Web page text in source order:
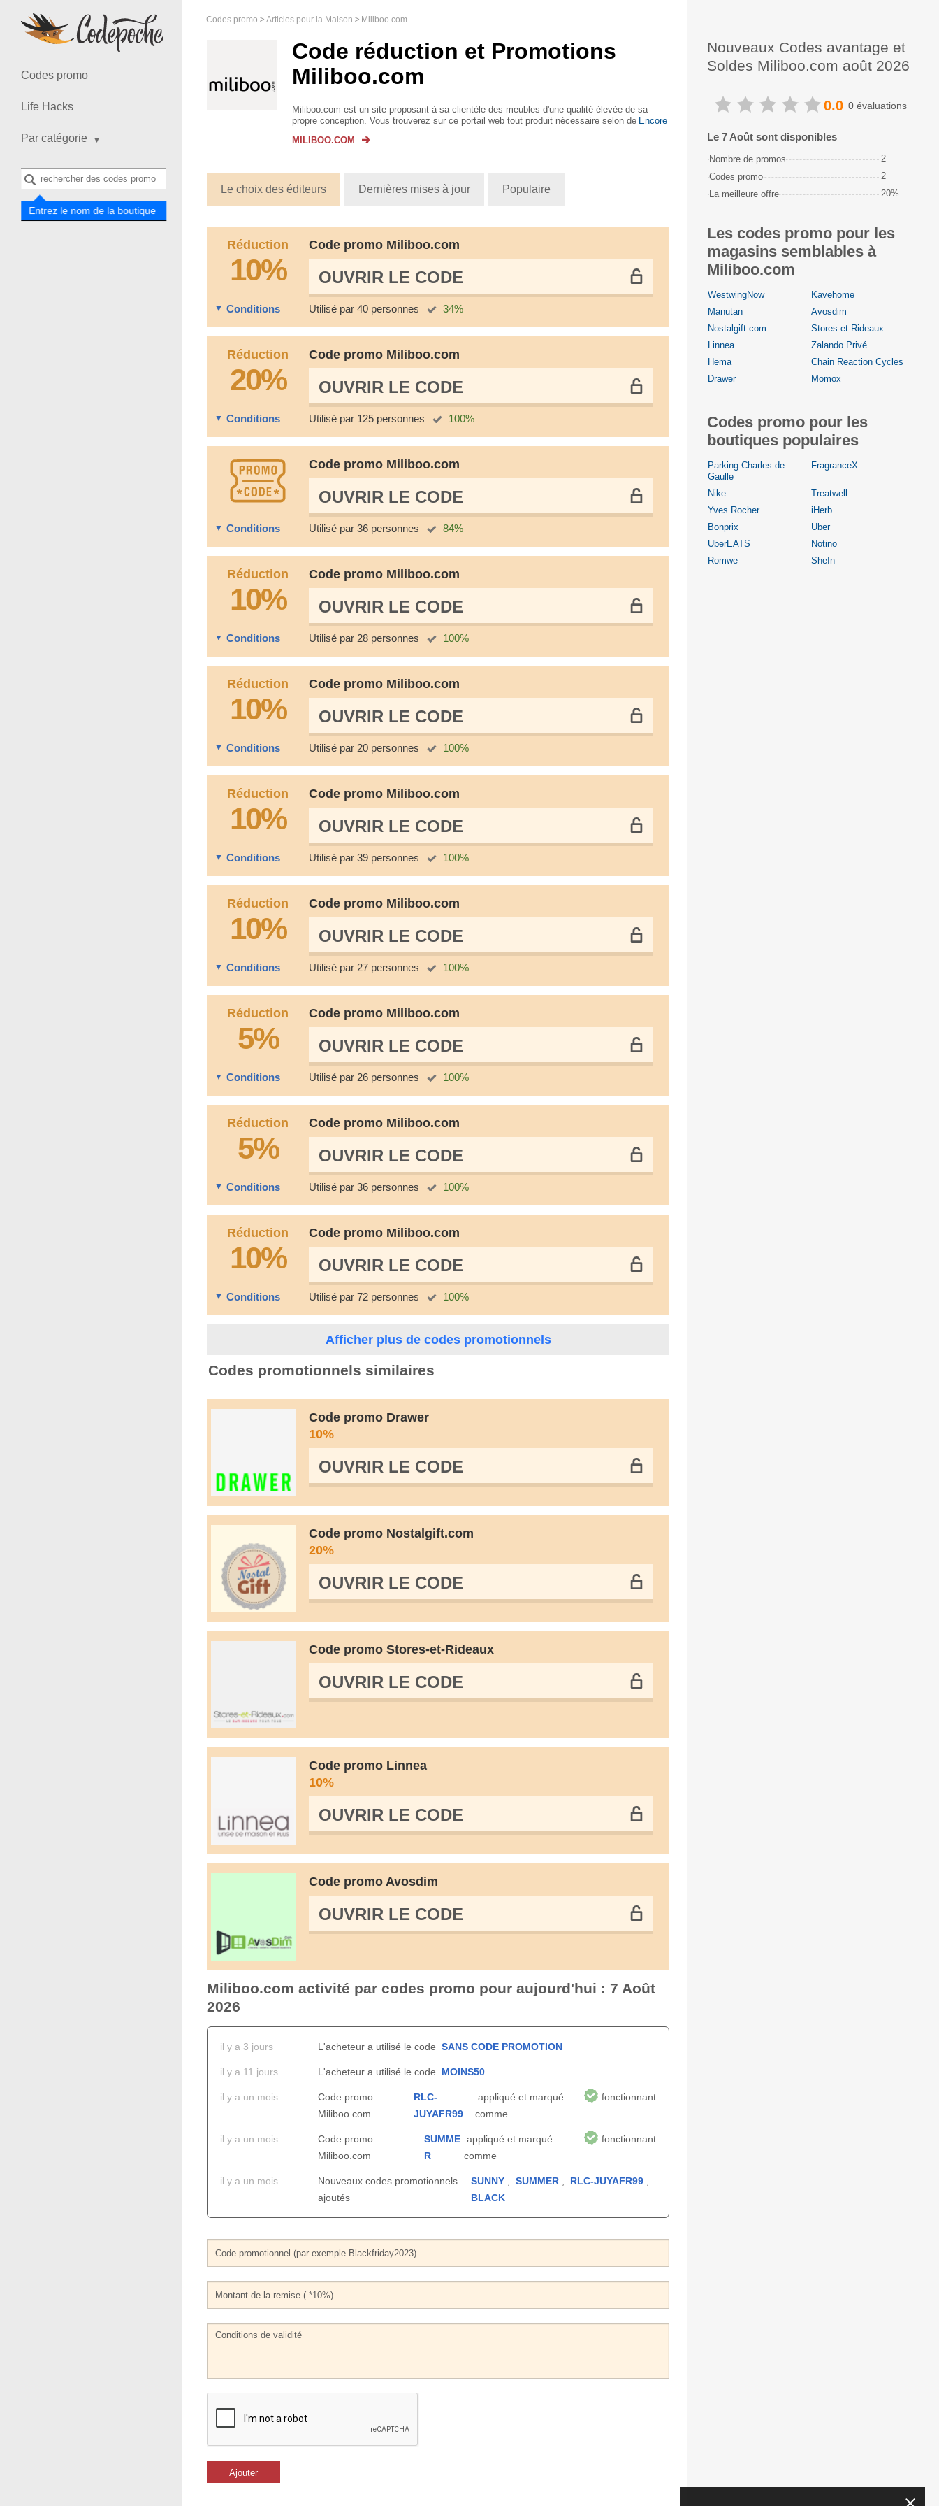
Codes promo
Life Hacks
Par catégorie
Entrez le nom de la boutique
Codes promo Articles pour la Maison Miliboo.com
Code réduction et Promotions
Miliboo.com
Miliboo.com est un site proposant à sa clientèle des meubles d'une qualité élevée de sa
propre conception. Vous trouverez sur ce portail web tout produit nécessaire selon desEncore
MILIBOO.COM
Le choix des éditeurs Dernières mises à jour Populaire
Réduction
10%
Code promo Miliboo.com
OUVRIR LE СODE
Conditions Utilisé par 40 personnes 34%
Réduction
20%
Code promo Miliboo.com
OUVRIR LE СODE
Conditions Utilisé par 125 personnes 100%
Code promo Miliboo.com
OUVRIR LE СODE
Conditions Utilisé par 36 personnes 84%
Réduction
10%
Code promo Miliboo.com
OUVRIR LE СODE
Conditions Utilisé par 28 personnes 100%
Réduction
10%
Code promo Miliboo.com
OUVRIR LE СODE
Conditions Utilisé par 20 personnes 100%
Réduction
10%
Code promo Miliboo.com
OUVRIR LE СODE
Conditions Utilisé par 39 personnes 100%
Réduction
10%
Code promo Miliboo.com
OUVRIR LE СODE
Conditions Utilisé par 27 personnes 100%
Réduction
5%
Code promo Miliboo.com
OUVRIR LE СODE
Conditions Utilisé par 26 personnes 100%
Réduction
5%
Code promo Miliboo.com
OUVRIR LE СODE
Conditions Utilisé par 36 personnes 100%
Réduction
10%
Code promo Miliboo.com
OUVRIR LE СODE
Conditions Utilisé par 72 personnes 100%
Afficher plus de codes promotionnels
Codes promotionnels similaires
Code promo Drawer
10%
OUVRIR LE СODE
Code promo Nostalgift.com
20%
OUVRIR LE СODE
Code promo Stores-et-Rideaux
OUVRIR LE СODE
Code promo Linnea
10%
OUVRIR LE СODE
Code promo Avosdim
OUVRIR LE СODE
Miliboo.com activité par codes promo pour aujourd'hui : 7 Août
2026
il y a 3 jours L'acheteur a utilisé le code SANS CODE PROMOTION
il y a 11 jours L'acheteur a utilisé le code MOINS50
il y a un mois
Code promo
Miliboo.com
RLC-
JUYAFR99
appliqué et marqué
comme
fonctionnant
il y a un mois
Code promo
Miliboo.com
SUMME
R
appliqué et marqué
comme
fonctionnant
il y a un mois
Nouveaux codes promotionnels
ajoutés
SUNNY ,SUMMER RLC-JUYAFR99
BLACK
Ajouter
Nouveaux Codes avantage et
Soldes Miliboo.com août 2026
0.0 0 évaluations
Le 7 Août sont disponibles
Nombre de promos
2
Codes promo
2
La meilleure offre
20%
Les codes promo pour les
magasins semblables à
Miliboo.com
WestwingNow
Kavehome
Manutan
Avosdim
Nostalgift.com
Stores-et-Rideaux
Linnea
Zalando Privé
Hema
Chain Reaction Cycles
Drawer
Momox
Codes promo pour les
boutiques populaires
Parking Charles de
Gaulle
FragranceX
Nike
Treatwell
Yves Rocher
iHerb
Bonprix
Uber
UberEATS
Notino
Romwe
SheIn